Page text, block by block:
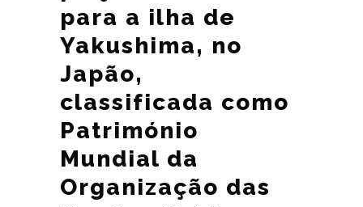
para a ilha de
Yakushima, no
Japão,
classificada como
Património
Mundial da
Organização das